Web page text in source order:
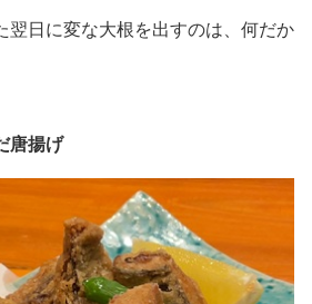
翌日に変な大根を出すのは、何だか
唐揚げ